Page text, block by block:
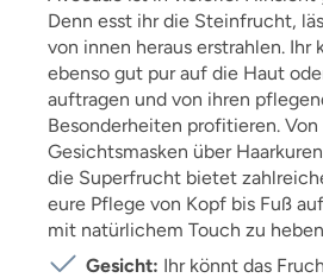
Denn esst ihr die Steinfrucht,
von innen heraus erstrahlen. Ihr
ebenso gut pur auf die Haut
auftragen und von ihren
Besonderheiten profitieren.
Gesichtsmasken über
die Superfrucht bietet
eure Pflege von Kopf bis Fuß
mit natürlichem Touch zu
Gesicht: Ihr könnt das